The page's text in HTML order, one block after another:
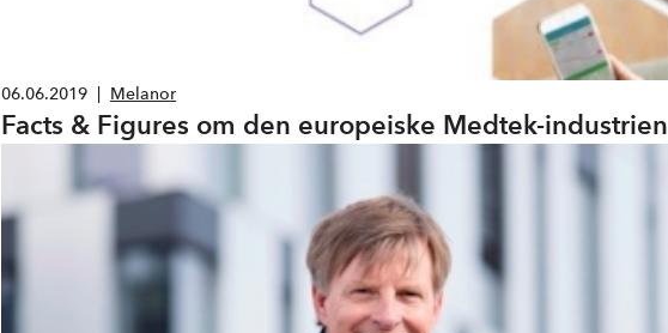
06.06.2019 Melanor
Facts & Figures om den europeiske Medtek-industrien